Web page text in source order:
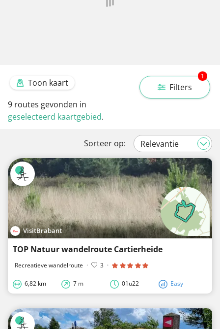
Filters
1
Toon kaart
9 routes gevonden in
geselecteerd kaartgebied.
Sorteer op:
VisitBrabant
TOP Natuur wandelroute Cartierheide
Recreatieve wandelroute · 3 ·
6,82 km 7 m 01u22 Easy